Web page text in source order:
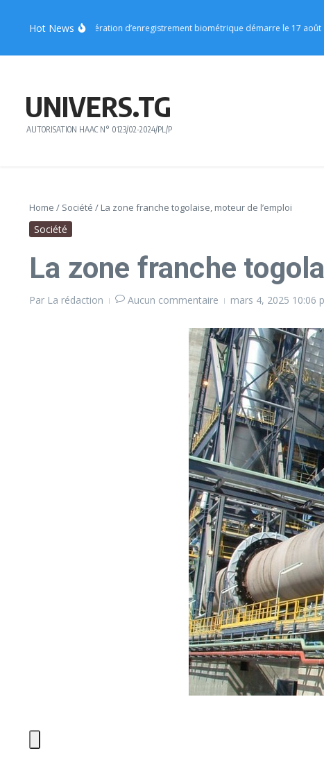
Hot News
Centrale : l’opération d’enregistrement biométrique démarre le 17 août
UNIVERS.TG
AUTORISATION HAAC N° 0123/02-2024/PL/P
Home / Société / La zone franche togolaise, moteur de l’emploi
Société
La zone franche
Par La rédaction Aucun commentaire mars 4, 2025 10:06